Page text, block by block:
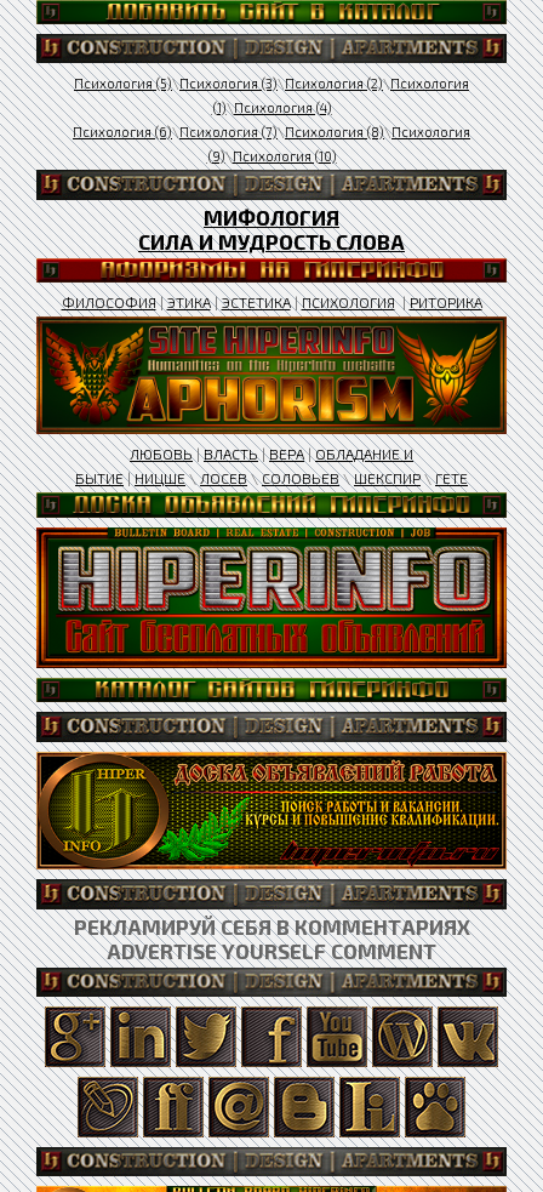
Психология (5)\Психология (3)\Психология (2)\Психология
(1)\Психология (4)
Психология (6)\Психология (7)\Психология (8)\Психология
(9)\Психология (10)
МИФОЛОГИЯ
СИЛА И МУДРОСТЬ СЛОВА
ФИЛОСОФИЯ|ЭТИКА|ЭСТЕТИКА|ПСИХОЛОГИЯ|РИТОРИКА
ЛЮБОВЬ|ВЛАСТЬ|ВЕРА|ОБЛАДАНИЕ И
БЫТИЕ|НИЦШЕ\ЛОСЕВ\СОЛОВЬЕВ\ШЕКСПИР\ГЕТЕ
РЕКЛАМИРУЙ СЕБЯ В КОММЕНТАРИЯХ
ADVERTISE YOURSELF COMMENT